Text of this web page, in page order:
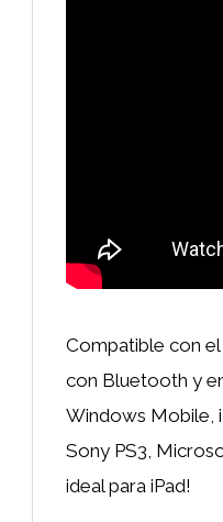
Compatible con
con Bluetooth y
Windows Mobile,
Sony PS3,
ideal para iPad!